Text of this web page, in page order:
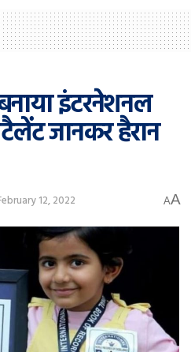
इंटरनेशनल
जानकर हैरान
12, 2022 AA